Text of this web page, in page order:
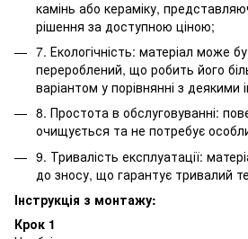
камінь або кераміку,
рішення за доступною ціною;
7. Екологічність: матеріал може
перероблений, що робить його
варіантом у порівнянні з
8. Простота в обслуговуванні:
очищується та не потребує
9. Тривалість експлуатації:
до зносу, що гарантує тривалий
Інструкція з монтажу:
Крок 1